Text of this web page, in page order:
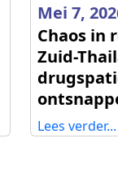
Mei 7,
Chaos in
Zuid-
Lees verder...